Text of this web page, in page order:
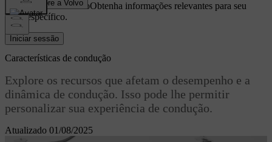
Suporte personalizadoObtenha informações relevantes para seu
carro específico.
Iniciar sessão
Atualizado 01/08/2025
Características de condução
Explore os recursos que afetam o desempenho e a
dinâmica de condução. Isso pode lhe permitir
personalizar sua experiência de condução.